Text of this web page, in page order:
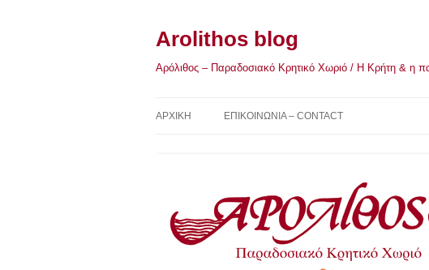
Arolithos blog
Αρόλιθος – Παραδοσιακό Κρητικό Χωριό / Η Κρήτη & η
ΑΡΧΙΚΉ ΕΠΙΚΟΙΝΩΝΙΑ – CONTACT